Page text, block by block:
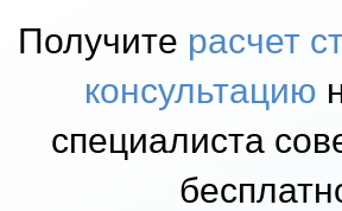
Получите расчет
консультацию
специалиста